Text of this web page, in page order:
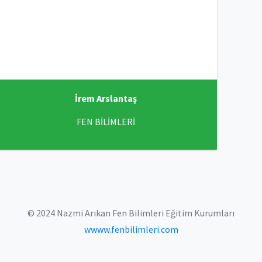
İrem Arslantaş
FEN BİLİMLERİ
© 2024 Nazmi Arıkan Fen Bilimleri Eğitim Kurumları
wwww.fenbilimleri.com